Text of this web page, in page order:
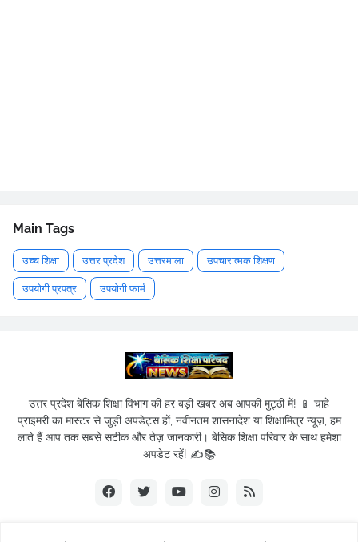
Main Tags
उच्च शिक्षा उत्तर प्रदेश उत्तरमाला उपचारात्मक शिक्षण
उपयोगी प्रपत्र उपयोगी फार्म
उत्तर प्रदेश बेसिक शिक्षा विभाग की हर बड़ी खबर अब आपकी मुट्ठी में! 📱 चाहे
प्राइमरी का मास्टर से जुड़ी अपडेट्स हों, नवीनतम शासनादेश या शिक्षामित्र न्यूज़, हम
लाते हैं आप तक सबसे सटीक और तेज़ जानकारी। बेसिक शिक्षा परिवार के साथ हमेशा
अपडेट रहें! ✍️📚